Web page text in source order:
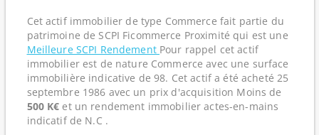
Cet actif immobilier de type Commerce fait partie du
patrimoine de SCPI Ficommerce Proximité qui est une
Meilleure SCPI Rendement Pour rappel cet actif
immobilier est de nature Commerce avec une surface
immobilière indicative de 98. Cet actif a été acheté 25
septembre 1986 avec un prix d'acquisition Moins de
500 K€ et un rendement immobilier actes-en-mains
indicatif de N.C .